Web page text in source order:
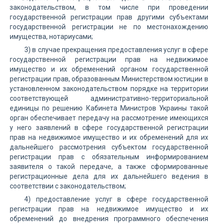
законодательством, в том числе при проведении
государственной регистрации прав другими субъектами
государственной регистрации не по местонахождению
имущества, нотариусами;
3) в случае прекращения предоставления услуг в сфере
государственной регистрации прав на недвижимое
имущество и их обременений органом государственной
регистрации прав, образованным Министерством юстиции в
установленном законодательством порядке на территории
соответствующей административно-территориальной
единицы по решению Кабинета Министров Украины такой
орган обеспечивает передачу на рассмотрение имеющихся
у него заявлений в сфере государственной регистрации
прав на недвижимое имущество и их обременений для их
дальнейшего рассмотрения субъектом государственной
регистрации прав с обязательным информированием
заявителя о такой передаче, а также сформированные
регистрационные дела для их дальнейшего ведения в
соответствии с законодательством;
4) предоставление услуг в сфере государственной
регистрации прав на недвижимое имущество и их
обременений до внедрения программного обеспечения